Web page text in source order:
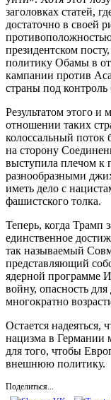
заголовках статей,
достаточно в своей
президентском
политику Обамы в
кампании против
страны под
Результатом этого
отношении таких
колоссальный
на сторону
выступила плечом к
разнообразными
иметь дело с
фашистского толка.
Теперь, когда Трамп
единственное
так называемый
представляющий
ядерной программе
войну, опасность
многократно
Остается надеяться,
нацизма в Германии
для того, чтобы
внешнюю политику.
Поделиться...